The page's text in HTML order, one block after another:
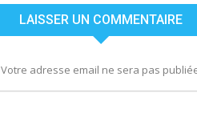
LAISSER UN COMMENTAIRE
Votre adresse email ne sera pas